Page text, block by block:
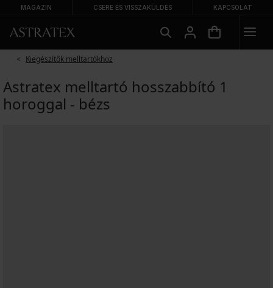
MAGAZIN CSERE ÉS VISSZAKÜLDÉS KAPCSOLAT
Kiegészítők melltartókhoz
Astratex melltartó hosszabbító 1
horoggal - bézs